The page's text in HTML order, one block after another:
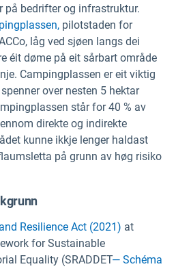
på bedrifter og infrastruktur.
pilotstaden for
låg ved sjøen langs dei
éit døme på eit sårbart område
Campingplassen er eit viktig
over nesten 5 hektar
står for 40 % av
direkte og indirekte
kunne ikkje lenger haldast
på grunn av høg risiko
Resilience Act (2021) at
for Sustainable
Equality (SRADDET— Schéma